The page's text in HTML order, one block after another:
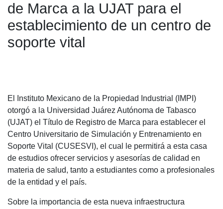
de Marca a la UJAT para el
establecimiento de un centro de
soporte vital
El Instituto Mexicano de la Propiedad Industrial (IMPI)
otorgó a la Universidad Juárez Autónoma de Tabasco
(UJAT) el Título de Registro de Marca para establecer el
Centro Universitario de Simulación y Entrenamiento en
Soporte Vital (CUSESVI), el cual le permitirá a esta casa
de estudios ofrecer servicios y asesorías de calidad en
materia de salud, tanto a estudiantes como a profesionales
de la entidad y el país.
Sobre la importancia de esta nueva infraestructura